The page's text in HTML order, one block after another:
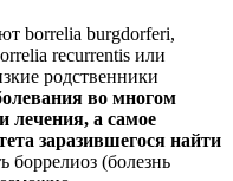
borrelia burgdorferi,
recurrentis или
родственники
во многом
лечения, а самое
заразившегося найти
боррелиоз (болезнь